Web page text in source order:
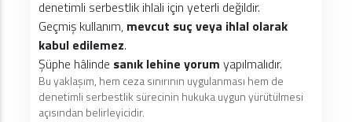
denetimli serbestlik ihlali için yeterli değildir.
Geçmiş kullanım, mevcut suç veya ihlal olarak
kabul edilemez.
Şüphe hâlinde sanık lehine yorum yapılmalıdır.
Bu yaklaşım, hem ceza sınırının uygulanması hem de
denetimli serbestlik sürecinin hukuka uygun yürütülmesi
açısından belirleyicidir.